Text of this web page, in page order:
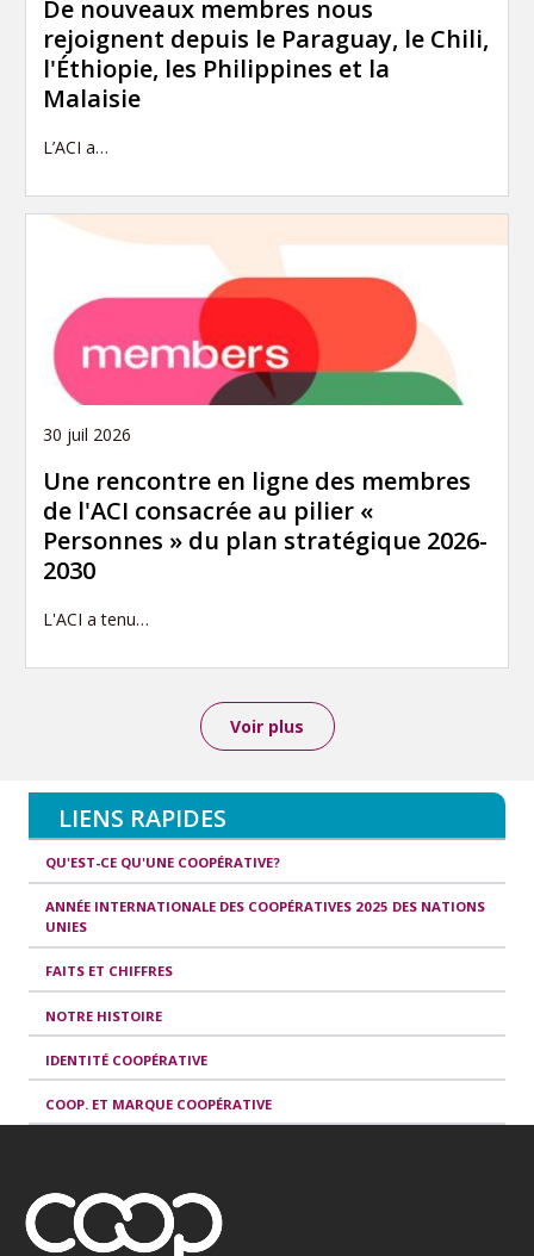
De nouveaux membres nous
rejoignent depuis le Paraguay, le Chili,
l'Éthiopie, les Philippines et la
Malaisie
L’ACI a…
30 juil 2026
Une rencontre en ligne des membres
de l'ACI consacrée au pilier «
Personnes » du plan stratégique 2026-
2030
L'ACI a tenu…
Voir plus
LIENS RAPIDES
QU'EST-CE QU'UNE COOPÉRATIVE?
ANNÉE INTERNATIONALE DES COOPÉRATIVES 2025 DES NATIONS
UNIES
FAITS ET CHIFFRES
NOTRE HISTOIRE
IDENTITÉ COOPÉRATIVE
COOP. ET MARQUE COOPÉRATIVE